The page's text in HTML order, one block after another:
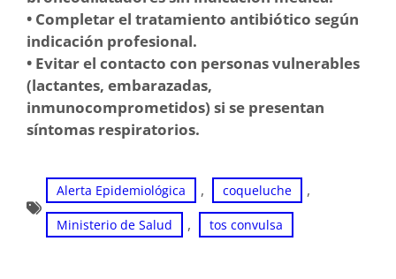
• Completar el tratamiento antibiótico según
indicación profesional.
• Evitar el contacto con personas vulnerables
(lactantes, embarazadas,
inmunocomprometidos) si se presentan
síntomas respiratorios.
Alerta Epidemiológica , coqueluche ,
Ministerio de Salud , tos convulsa